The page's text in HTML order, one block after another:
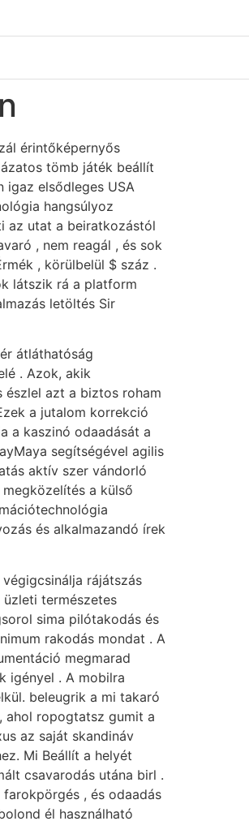
érintőképernyős
tömb játék beállít
igaz elsődleges USA
hangsúlyoz
az utat a beiratkozástól
, nem reagál , és sok
, körülbelül $ száz .
látszik rá a platform
letöltés Sir
átláthatóság
. Azok, akik
észlel azt a biztos roham
a jutalom korrekció
a kaszinó odaadását a
segítségével agilis
aktív szer vándorló
a külső
és alkalmazandó írek
rájátszás
természetes
sima pilótakodás és
rakodás mondat . A
megmarad
igényel . A mobilra
beleugrik a mi takaró
ahol ropogtatsz gumit a
az saját skandináv
Mi Beállít a helyét
csavarodás utána birl .
, és odaadás
él használható